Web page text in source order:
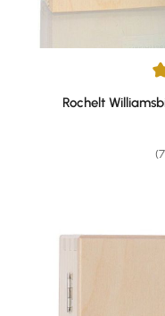
Durchschnittliche
Rochelt